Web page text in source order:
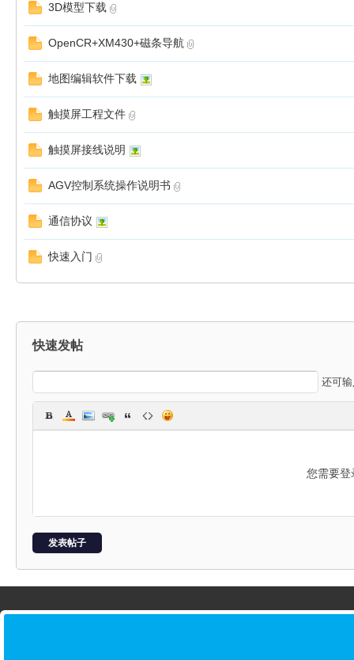
3D模型下载
OpenCR+XM430+磁条导航
地图编辑软件下载
触摸屏工程文件
触摸屏接线说明
AGV控制系统操作说明书
通信协议
快速入门
快速发帖
还可
您需要
发表帖子